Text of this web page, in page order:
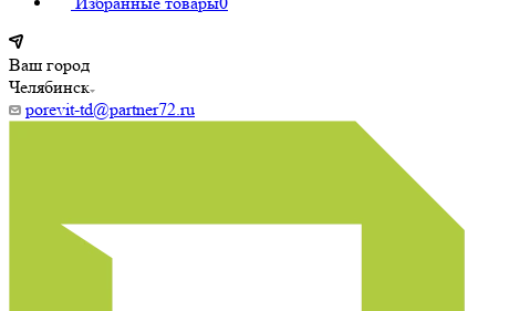
Ваш город
Челябинск
porevit-td@partner72.ru